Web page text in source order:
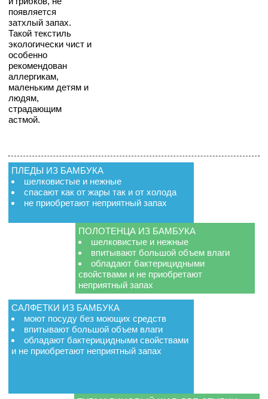
появляется
затхлый запах.
Такой текстиль
экологически чист и
особенно
рекомендован
аллергикам,
маленьким детям и
людям,
страдающим
астмой.
ПЛЕДЫ ИЗ БАМБУКА
шелковистые и нежные
спасают как от жары так и от холода
не приобретают неприятный запах
ПОЛОТЕНЦА ИЗ БАМБУКА
шелковистые и нежные
впитывают большой объем влаги
обладают бактерицидными
свойствами и не приобретают
неприятный запах
САЛФЕТКИ ИЗ БАМБУКА
моют посуду без моющих средств
впитывают большой объем влаги
обладают бактерицидными свойствами
и не приобретают неприятный запах